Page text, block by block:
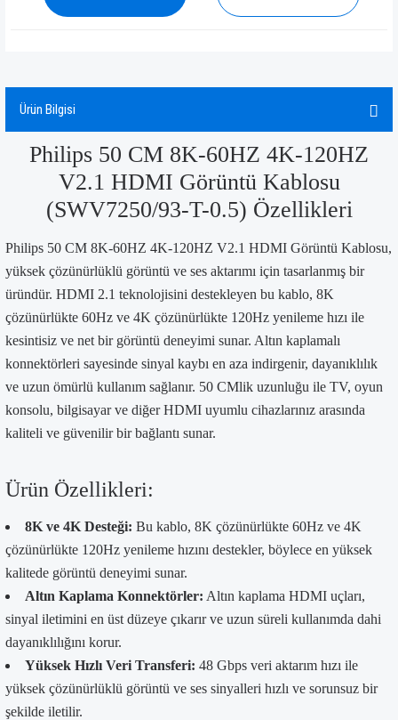
Ürün Bilgisi
Philips 50 CM 8K-60HZ 4K-120HZ
V2.1 HDMI Görüntü Kablosu
(SWV7250/93-T-0.5) Özellikleri
Philips 50 CM 8K-60HZ 4K-120HZ V2.1 HDMI Görüntü Kablosu,
yüksek çözünürlüklü görüntü ve ses aktarımı için tasarlanmış bir
üründür. HDMI 2.1 teknolojisini destekleyen bu kablo, 8K
çözünürlükte 60Hz ve 4K çözünürlükte 120Hz yenileme hızı ile
kesintisiz ve net bir görüntü deneyimi sunar. Altın kaplamalı
konnektörleri sayesinde sinyal kaybı en aza indirgenir, dayanıklılık
ve uzun ömürlü kullanım sağlanır. 50 CMlik uzunluğu ile TV, oyun
konsolu, bilgisayar ve diğer HDMI uyumlu cihazlarınız arasında
kaliteli ve güvenilir bir bağlantı sunar.
Ürün Özellikleri:
8K ve 4K Desteği: Bu kablo, 8K çözünürlükte 60Hz ve 4K
çözünürlükte 120Hz yenileme hızını destekler, böylece en yüksek
kalitede görüntü deneyimi sunar.
Altın Kaplama Konnektörler: Altın kaplama HDMI uçları,
sinyal iletimini en üst düzeye çıkarır ve uzun süreli kullanımda dahi
dayanıklılığını korur.
Yüksek Hızlı Veri Transferi: 48 Gbps veri aktarım hızı ile
yüksek çözünürlüklü görüntü ve ses sinyalleri hızlı ve sorunsuz bir
şekilde iletilir.